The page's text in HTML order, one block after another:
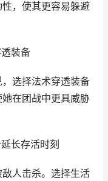
，使其更容易躲避
装备
选择法术穿透装备
在团战中更具威胁
长存活时刻
人击杀。选择生活